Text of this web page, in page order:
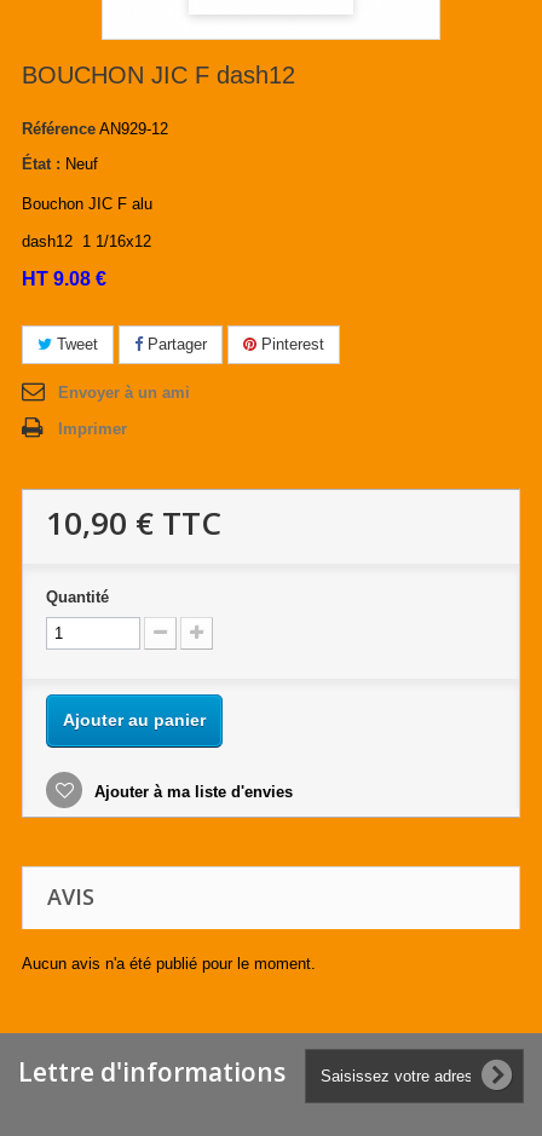
BOUCHON JIC F dash12
Référence AN929-12
État : Neuf
Bouchon JIC F alu
dash12 1 1/16x12
HT 9.08 €
Tweet Partager Pinterest
Envoyer à un ami
Imprimer
10,90 € TTC
Quantité
Ajouter au panier
Ajouter à ma liste d'envies
AVIS
Aucun avis n'a été publié pour le moment.
Lettre d'informations